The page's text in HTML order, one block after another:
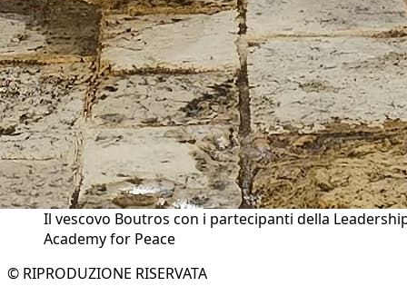
Il vescovo Boutros con i partecipanti della
Academy for Peace
© RIPRODUZIONE RISERVATA